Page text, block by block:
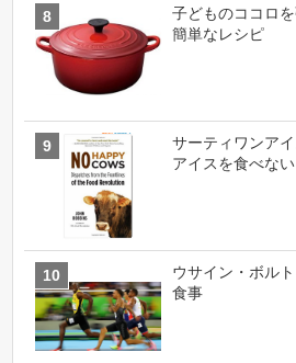
子どものココロ
簡単なレシピ
サーティワンア
アイスを食べない
ウサイン・ボル
食事